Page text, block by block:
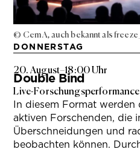
© Cem A, auch bekannt als
DONNERSTAG
20. August–18:00 Uhr
Double Bind
Live-Forschungsperformance
In diesem Format werden
aktiven Forschenden, die
Überschneidungen und
beobachten können.